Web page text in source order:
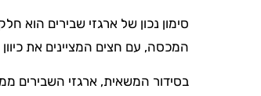
סימון נכון של ארגזי שבירים הוא
המכסה, עם חצים המציינים את
בסידור המשאית, ארגזי השבירים